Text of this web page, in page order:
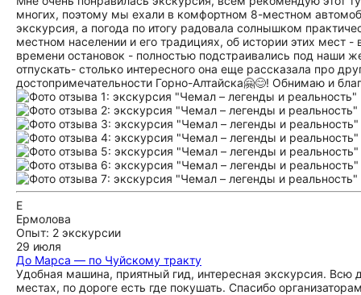
многих, поэтому мы ехали в комфортном 8-местном
экскурсия, а погода по итогу радовала солнышком
местном населении и его традициях, об истории этих мест
времени остановок - полностью подстраивались под наши
отпускать- столько интересного она еще рассказала про
достопримечательности Горно-Алтайска🤗😊! Обнимаю и
Е
Ермолова
Опыт: 2 экскурсии
29 июля
До Марса — по Чуйскому тракту
Удобная машина, приятный гид, интересная экскурсия.
местах, по дороге есть где покушать. Спасибо